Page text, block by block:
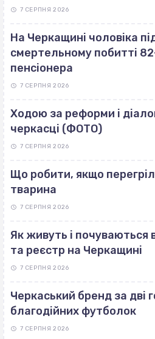
7 СЕРПНЯ 2026
На Черкащині чоловіка
смертельному побитті
пенсіонера
7 СЕРПНЯ 2026
Ходою за реформи і
черкасці (ФОТО)
7 СЕРПНЯ 2026
Що робити, якщо
тварина
7 СЕРПНЯ 2026
Як живуть і почуваються
та реєстр на Черкащині
7 СЕРПНЯ 2026
Черкаський бренд за дві
благодійних футболок
7 СЕРПНЯ 2026